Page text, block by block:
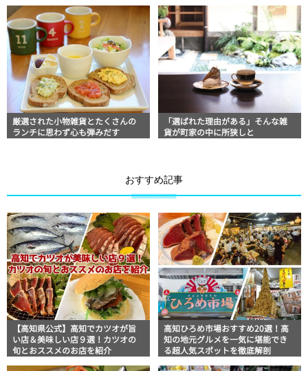
厳選された小物雑貨とたくさんの
ランチに思わず心も弾みだす
「選ばれた理由がある」そんな雑
貨が町家の中に所狭しと
おすすめ記事
【高知県公式】高知でカツオが旨
い店＆美味しい店９選！カツオの
旬とおススメのお店を紹介
高知ひろめ市場おすすめ20選！高
知の地元グルメを一気に堪能でき
る超人気スポットを徹底解剖